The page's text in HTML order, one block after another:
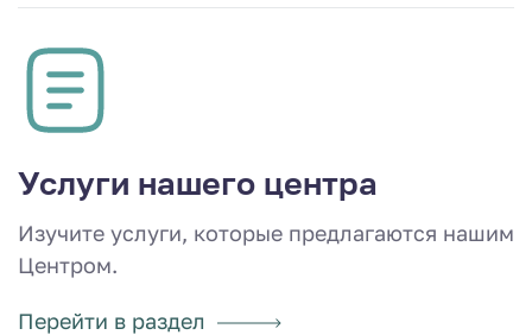
Услуги нашего центра
Изучите услуги, которые предлагаются нашим
Центром.
Перейти в раздел